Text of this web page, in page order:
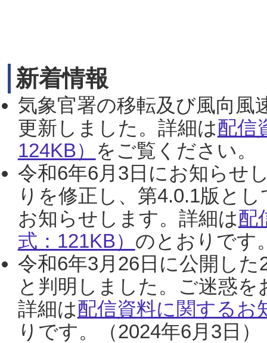
新着情報
気象官署の移転及び風向風
更新しました。詳細は配信
124KB） をご覧ください。
令和6年6月3日にお知らせ
りを修正し、第4.0.1版と
お知らせします。詳細は配
式：121KB） のとおりです
令和6年3月26日に公開し
と判明しました。ご迷惑
詳細は配信資料に関するお
りです。（2024年6月3日）